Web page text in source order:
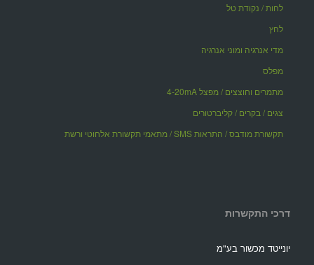
לחות / נקודת טל
לחץ
מדי אנרגיה ומוני אנרגיה
מפלס
מתמרים וחוצצים / מפצל 4-20mA
צגים / בקרים / קליברטורים
תקשורת מודבס / התראות SMS / מתאמי תקשורת אלחוטי ורשת
דרכי התקשרות
יונייטד מכשור בע"מ